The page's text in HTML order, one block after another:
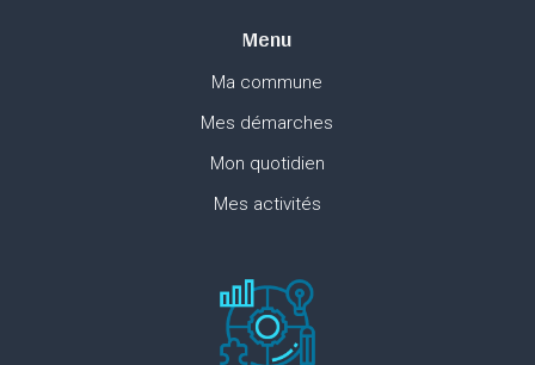
Menu
Ma commune
Mes démarches
Mon quotidien
Mes activités